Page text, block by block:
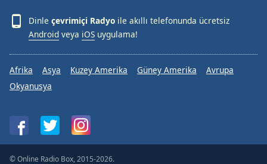
Dinle çevrimiçi Radyo ile akıllı telefonunda ücretsiz
Android veya iOS uygulama!
Afrika Asya Kuzey Amerika Güney Amerika
Avrupa
Okyanusya
© Online Radio Box, 2015-2026.